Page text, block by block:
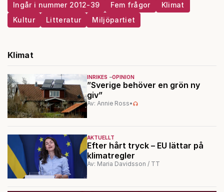
Ingår i nummer 2012-39 Fem frågor
Klimat
Kultur
Litteratur Miljöpartiet
Klimat
INRIKES OPINION
”Sverige behöver en grön ny
giv”
Av: Annie Ross•
AKTUELLT
Efter hårt tryck – EU lättar på
klimatregler
Av: Maria Davidsson / TT